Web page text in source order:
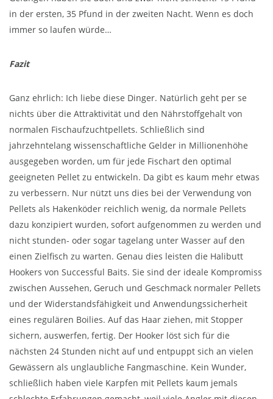
in der ersten, 35 Pfund in der zweiten Nacht. Wenn es doch
immer so laufen würde…
Fazit
Ganz ehrlich: Ich liebe diese Dinger. Natürlich geht per se
nichts über die Attraktivität und den Nährstoffgehalt von
normalen Fischaufzuchtpellets. Schließlich sind
jahrzehntelang wissenschaftliche Gelder in Millionenhöhe
ausgegeben worden, um für jede Fischart den optimal
geeigneten Pellet zu entwickeln. Da gibt es kaum mehr etwas
zu verbessern. Nur nützt uns dies bei der Verwendung von
Pellets als Hakenköder reichlich wenig, da normale Pellets
dazu konzipiert wurden, sofort aufgenommen zu werden und
nicht stunden- oder sogar tagelang unter Wasser auf den
einen Zielfisch zu warten. Genau dies leisten die Halibutt
Hookers von Successful Baits. Sie sind der ideale Kompromiss
zwischen Aussehen, Geruch und Geschmack normaler Pellets
und der Widerstandsfähigkeit und Anwendungssicherheit
eines regulären Boilies. Auf das Haar ziehen, mit Stopper
sichern, auswerfen, fertig. Der Hooker löst sich für die
nächsten 24 Stunden nicht auf und entpuppt sich an vielen
Gewässern als unglaubliche Fangmaschine. Kein Wunder,
schließlich haben viele Karpfen mit Pellets kaum jemals